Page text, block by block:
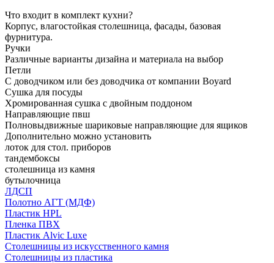
Что входит в комплект кухни?
Корпус, влагостойкая столешница, фасады, базовая
фурнитура.
Ручки
Различные варианты дизайна и материала на выбор
Петли
С доводчиком или без доводчика от компании Boyard
Сушка для посуды
Хромированная сушка с двойным поддоном
Направляющие пвш
Полновыдвижные шариковые направляющие для ящиков
Дополнительно можно установить
лоток для стол. приборов
тандембоксы
столешница из камня
бутылочница
ЛДСП
Полотно АГТ (МДФ)
Пластик HPL
Пленка ПВХ
Пластик Alvic Luxe
Столешницы из искусственного камня
Столешницы из пластика